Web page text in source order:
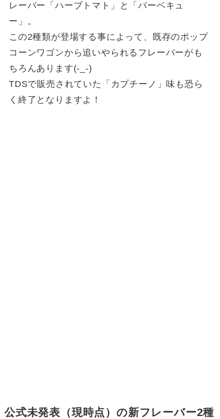
レーバー「ハーブトマト」と「バーベキュ
ー」。
この2種類が登場する事によって、既存のポップ
コーンワゴンから追いやられるフレーバーがも
ちろんあります(-_-)
TDSで販売されていた「カプチーノ」味も恐ら
く終了となりますよ！
公式未発表（現時点）の新フレーバー2種